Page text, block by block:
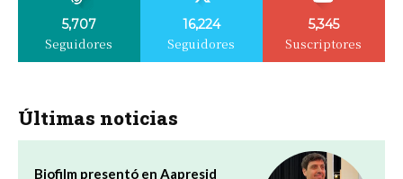
5,707
Seguidores
16,224
Seguidores
5,345
Suscriptores
Últimas noticias
Biofilm presentó en Aapresid